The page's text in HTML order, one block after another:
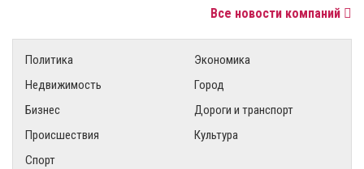
Все новости компаний
Политика
Экономика
Недвижимость
Город
Бизнес
Дороги и транспорт
Происшествия
Культура
Спорт